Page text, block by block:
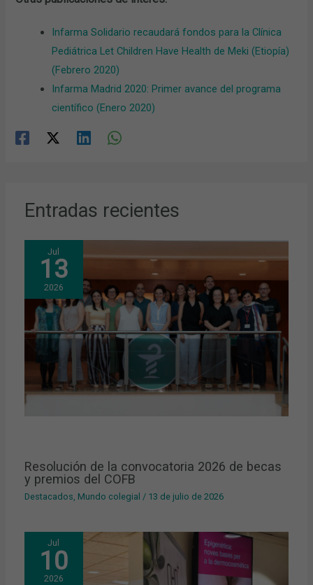
Infarma Solidario recaudará fondos para la Clínica
Pediátrica Let Children Have Health de Meki (Etiopía)
(Febrero 2020)
Infarma Madrid 2020: Primer avance del programa
científico (Enero 2020)
Entradas recientes
Jul
13
2026
Resolución de la convocatoria 2026 de becas
y premios del COFB
Destacados, Mundo colegial / 13 de julio de 2026
Jul
10
2026